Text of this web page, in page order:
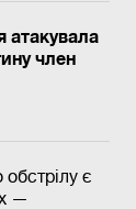
атакувала
член
є
—